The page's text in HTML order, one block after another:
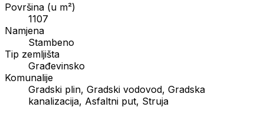
Površina (u m²)
1107
Namjena
Stambeno
Tip zemljišta
Građevinsko
Komunalije
Gradski plin, Gradski vodovod, Gradska
kanalizacija, Asfaltni put, Struja